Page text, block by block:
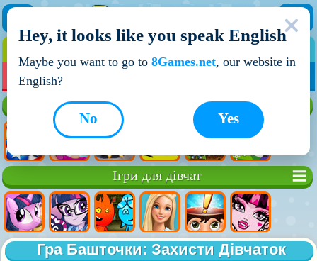
НОВІ ІГРИ
Ігри для дівчат
Гра Башточки: Захисти Дівчаток
Hey, it looks like you speak English
Maybe you want to go to 8Games.net, our website in
English?
Yes
No